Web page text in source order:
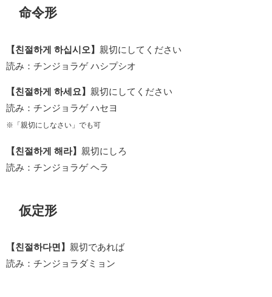
命令形
【친절하게 하십시오】 親切にしてください
読み：チンジョラゲ ハシプシオ
【친절하게 하세요】 親切にしてください
読み：チンジョラゲ ハセヨ
※「親切にしなさい」でも可
【친절하게 해라】 親切にしろ
読み：チンジョラゲ ヘラ
仮定形
【친절하다면】 親切であれば
読み：チンジョラダミョン